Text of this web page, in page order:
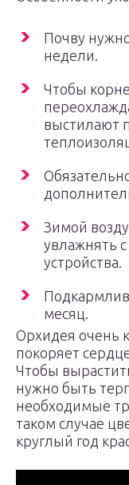
Почву
недели.
Чтобы
выстилают
Зимой
увлажнять
устройства.
месяц.
Орхидея очень
покоряет
Чтобы
нужно быть
необходимые
таком случае
круглый год